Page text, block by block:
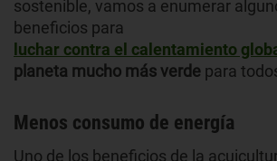
sostenible, vamos a enumerar
beneficios para
luchar contra el calentamiento
planeta mucho más verde para
Menos consumo de energía
Uno de los beneficios de la